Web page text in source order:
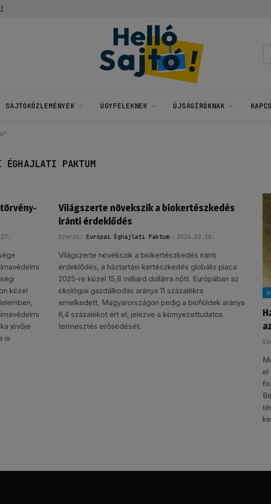
SAJTÓKÖZLEMÉNYEK ÜGYFELEKNEK ÚJSÁGÍRÓKNAK
ÉGHAJLATI PAKTUM
közel
jövője
is
Világszerte növekszik a biokertészkedés
iránti érdeklődés
Szerző: Európai Éghajlati Paktum 2026.02.10.
Világszerte növekszik a biokertészkedés iránti
érdeklődés, a háztartási kertészkedés globális piaca
2025-re közel 15,8 milliárd dollárra nőtt. Európában az
ökológiai gazdálkodás aránya 11 százalékra
emelkedett, Magyarországon pedig a bioföldek aránya
6,4 százalékot ért el, jelezve a környezettudatos
termesztés erősödését.
el